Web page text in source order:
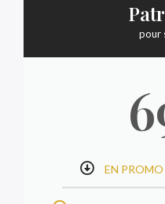
pour
EN